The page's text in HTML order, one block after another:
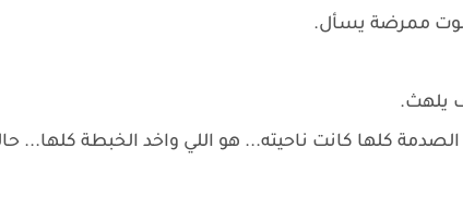
صوت ممرضة يسأل.
يلهث.
كلها كانت ناحيته... هو اللي واخد الخبطة كلها...